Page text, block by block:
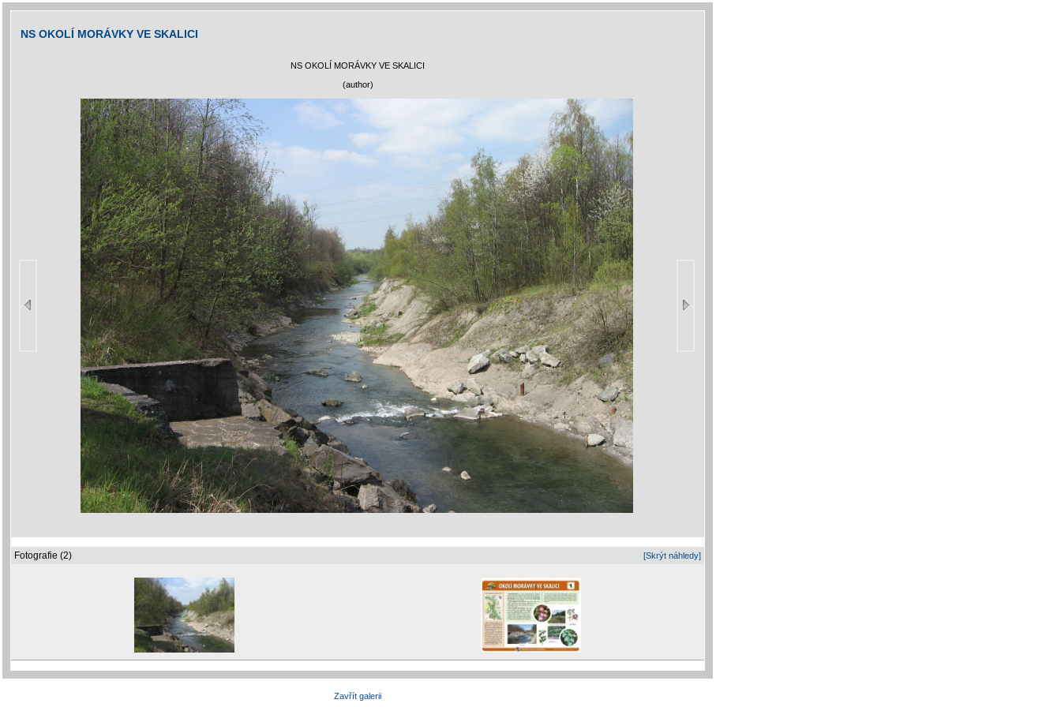
NS OKOLÍ MORÁVKY VE SKALICI
NS OKOLÍ MORÁVKY VE SKALICI
(author)
Fotografie (2) [Skrýt náhledy]
Zavřít galerii